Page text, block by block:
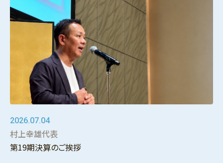
2026.07.04
村上幸雄代表
第19期決算のご挨拶